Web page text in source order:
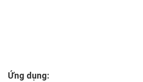
Ứng dụng: